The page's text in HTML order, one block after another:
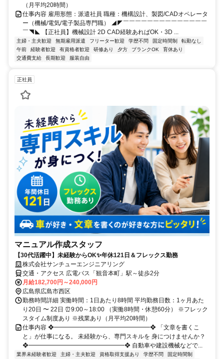
（月平均20時間）
仕事内容 雇用形態：派遣社員 職種：機構設計、製図/CADオペレータ
ー（機械/電気/電子製品専門職） ◢◤￣￣￣￣￣￣￣￣￣￣￣￣￣￣
￣◥◣ 【正社員】機械設計 2D CAD経験あればOK・3D ...
主婦・主夫歓迎 無期雇用派遣 フリーター歓迎 学歴不問 固定時間制
転勤なし
午前
経験者歓迎 有資格者歓迎 研修あり 夕方 ブランクOK
育休あり
交通費支給
長期歓迎 服装自由
正社員
マニュアル作成スタッフ
【30代活躍中】未経験からOK✨年休121日＆フレックス勤務
株式会社サンチューエンジニアリング
交通・アクセス 広電バス「観音本町」駅～徒歩2分
月給182,700円～240,000円
広島県広島市西区
勤務時間詳細 実働時間：1日あたり8時間 平均勤務日数：1ヶ月あた
り20日 〜 22日 ⏰9:00～18:00 （実働8時間・休憩60分） ※フレック
スタイム制度あり ※残業あり（月平均20時間）
仕事内容 ❖━━━━━━━━━━━━━━━━❖ 「文章を書くこ
と」が仕事になる。 未経験から、専門スキルを 身につけませんか？
❖━━━━━━━━━━━━━━━━❖ 自動車や建設機械などで...
業界未経験者歓迎 主婦・主夫歓迎 資格取得支援あり 学歴不問
固定時間制